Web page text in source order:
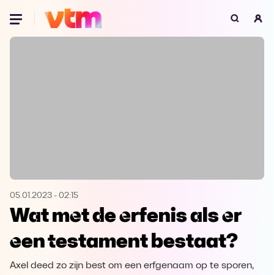
Oeps, browser niet ondersteund
Microsoft Edge Download
Opera Download
05.01.2023 - 02:15
Wat met de erfenis als er
een testament bestaat?
Axel deed zo zijn best om een erfgenaam op te sporen,